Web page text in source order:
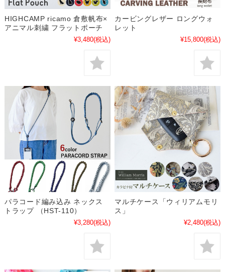
HIGHCAMP ricamo 倉敷帆布×
アニマル刺繍 フラットポーチ
¥3,480(税込)
カービングレザー ロングウォ
レット
¥15,800(税込)
パラコード編み込み ネックス
トラップ （HST-110）
¥3,280(税込)
マルチケース「ウィリアムモリ
ス」
¥2,480(税込)